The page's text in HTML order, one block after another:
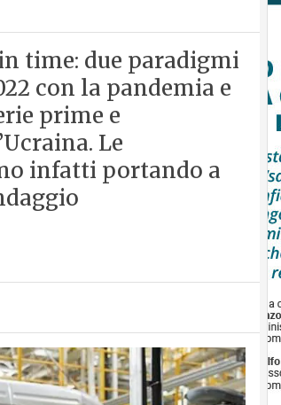
time: due paradigmi
con la pandemia e
prime e
Le
infatti portando a